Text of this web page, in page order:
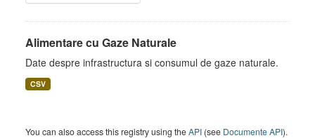
Alimentare cu Gaze Naturale
Date despre infrastructura si consumul de gaze naturale.
CSV
You can also access this registry using theAPI (see Documente API).